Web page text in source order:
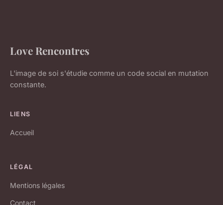
Love Rencontres
L'image de soi s'étudie comme un code social en mutation
constante.
LIENS
Accueil
LÉGAL
Mentions légales
Contact